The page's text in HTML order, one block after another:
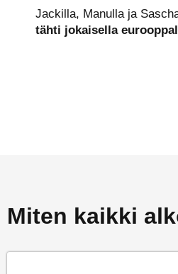
Jackilla, Manulla ja
tähti jokaisella
Miten kaikki